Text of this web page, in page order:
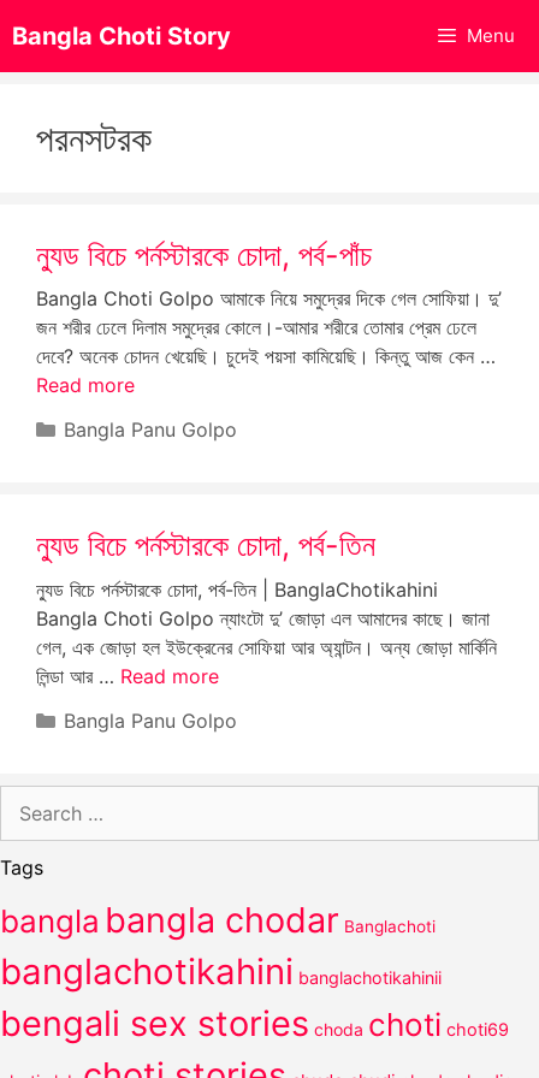
to
content
Bangla Choti Story Menu
পরনসটরক
ন্যুড বিচে পর্নস্টারকে চোদা, পর্ব-পাঁচ
Bangla Choti Golpo আমাকে নিয়ে সমুদ্রের দিকে গেল সোফিয়া। দু’
জন শরীর ঢেলে দিলাম সমুদ্রের কোলে।-আমার শরীরে তোমার প্রেম ঢেলে
দেবে? অনেক চোদন খেয়েছি। চুদেই পয়সা কামিয়েছি। কিন্তু আজ কেন …
Read more
Categories
Bangla Panu Golpo
ন্যুড বিচে পর্নস্টারকে চোদা, পর্ব-তিন
ন্যুড বিচে পর্নস্টারকে চোদা, পর্ব-তিন | BanglaChotikahini
Bangla Choti Golpo ন্যাংটো দু’ জোড়া এল আমাদের কাছে। জানা
গেল, এক জোড়া হল ইউক্রেনের সোফিয়া আর অ্যান্টন। অন্য জোড়া মার্কিনি
লিন্ডা আর … Read more
Categories
Bangla Panu Golpo
for:
Tags
bangla bangla chodar Banglachoti
banglachotikahini banglachotikahinii
bengali sex stories choda choti choti69